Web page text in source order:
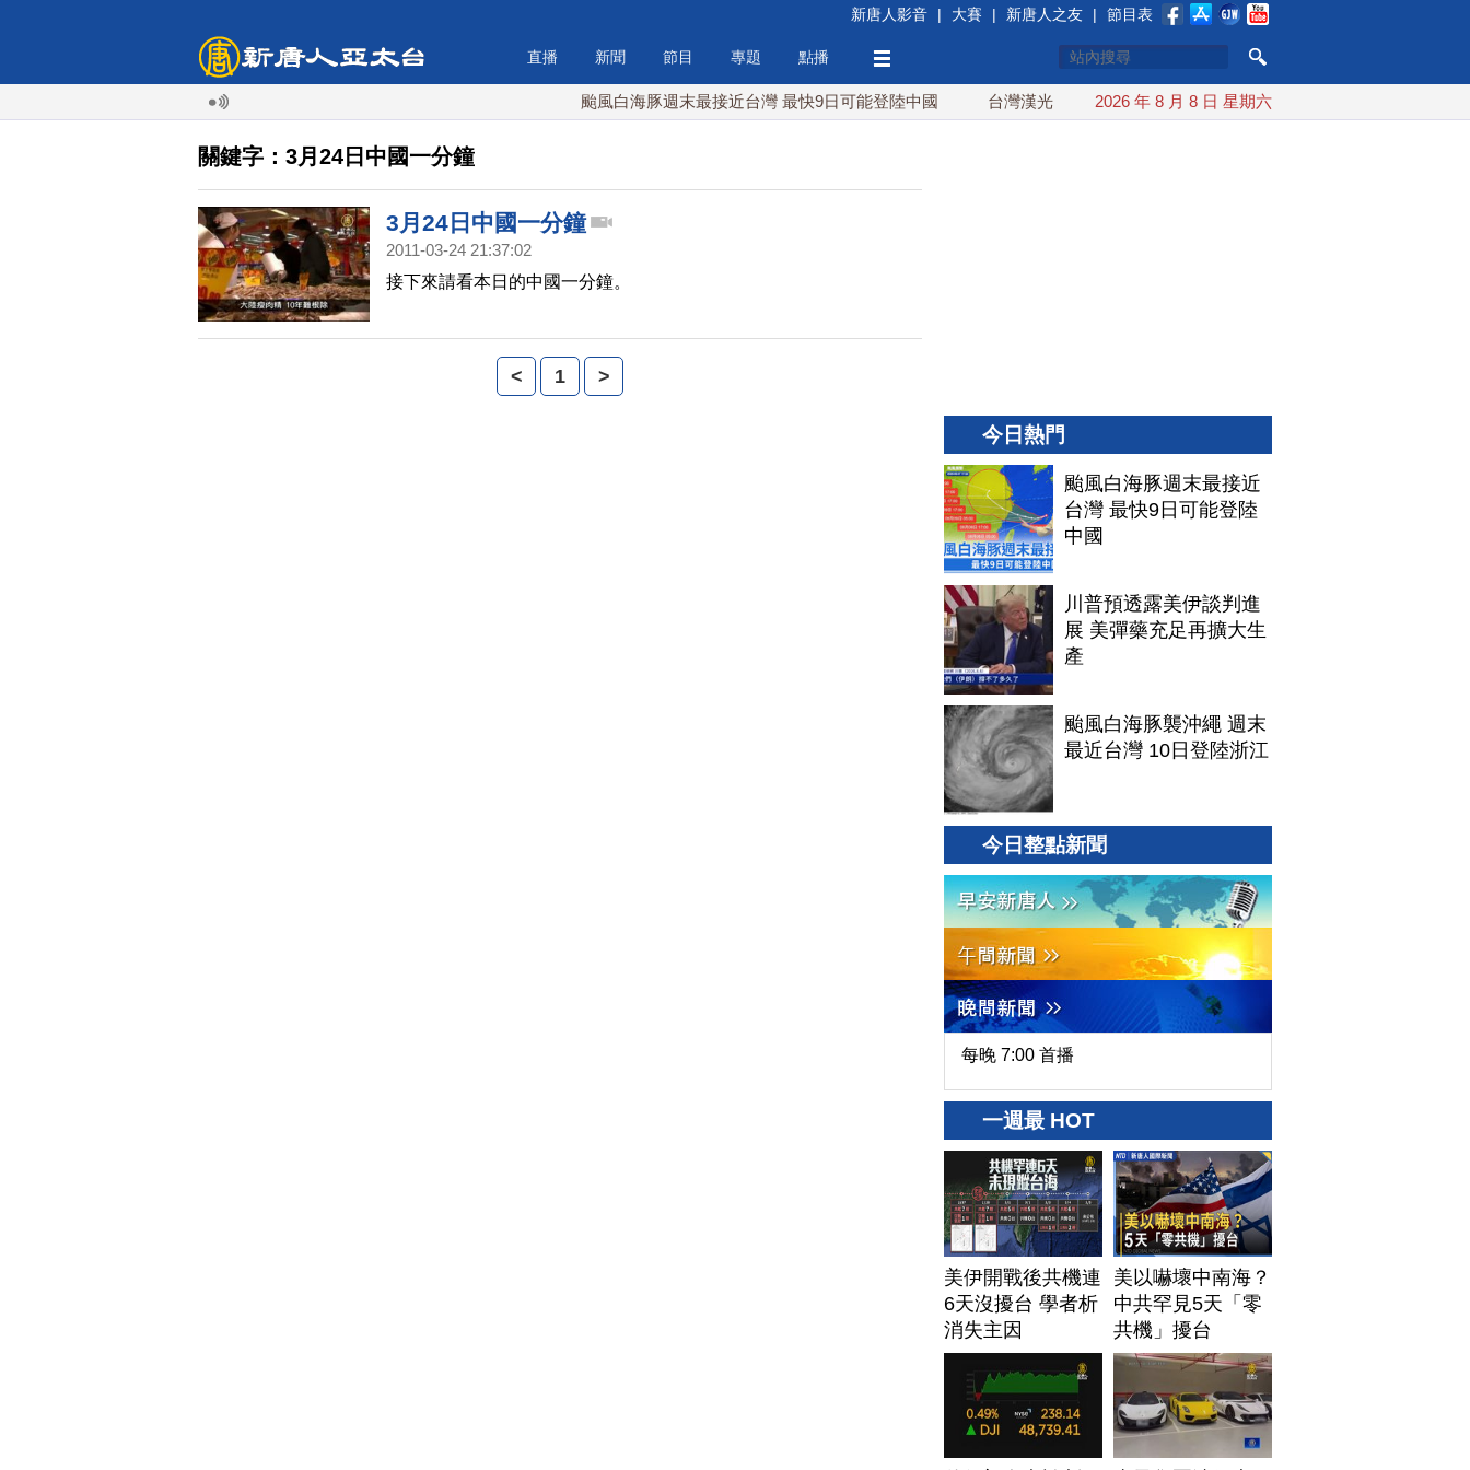
新唐人影音 | 大賽 | 新唐人之友 | 節目表
直播 新聞 節目 專題 點播
颱風白海豚週末最接近台灣 最快9日可能登陸中國 台灣漢光首結合城鎮演習 AIT連續發文讚「韌性台灣」
2026 年 8 月 8 日 星期六
關鍵字：3月24日中國一分鐘
3月24日中國一分鐘
2011-03-24 21:37:02
接下來請看本日的中國一分鐘。
< 1 >
今日熱門
颱風白海豚週末最接近
台灣 最快9日可能登陸
中國
川普預透露美伊談判進
展 美彈藥充足再擴大生
產
颱風白海豚襲沖繩 週末
最近台灣 10日登陸浙江
今日整點新聞
每晚 7:00 首播
一週最 HOT
美伊開戰後共機連
6天沒擾台 學者析
消失主因
美以嚇壞中南海？
中共罕見5天「零
共機」擾台